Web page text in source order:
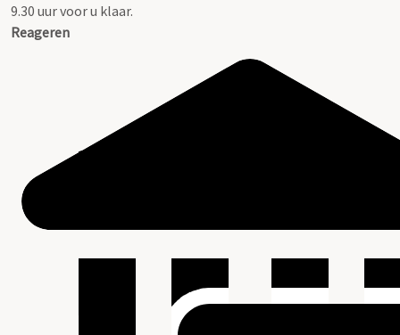
9.30 uur voor u klaar.
Reageren